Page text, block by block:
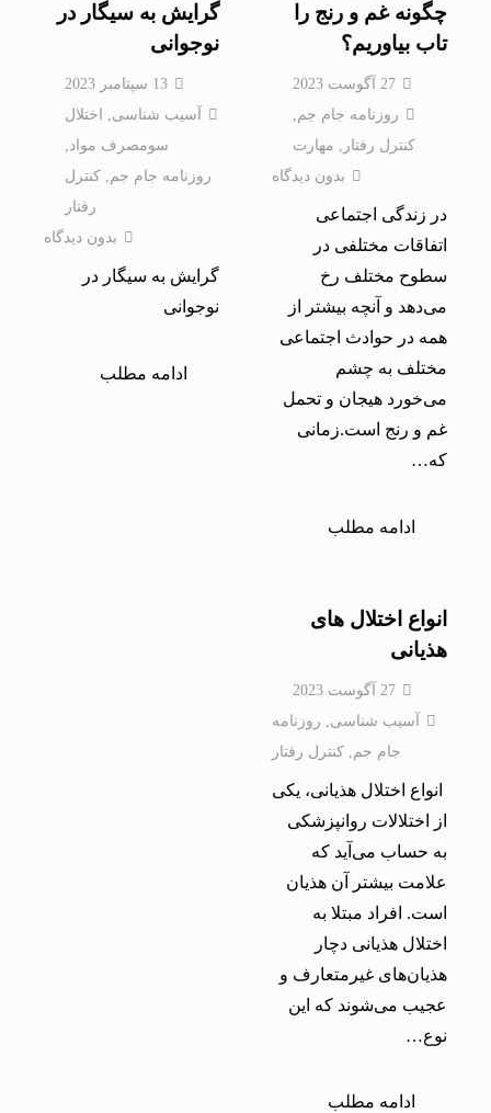
چگونه غم و رنج را
تاب بیاوریم؟
27 آگوست 2023
روزنامه جام جم,
کنترل رفتار ,مهارت
بدون دیدگاه
در زندگی اجتماعی
اتفاقات مختلفی در
سطوح مختلف رخ
می‌دهد و آنچه بیشتر از
همه در حوادث اجتماعی
مختلف به چشم
می‌خورد هیجان و تحمل
غم و رنج است.زمانی
كه…
ادامه مطلب
گرایش به سیگار در
نوجوانی
13 سپتامبر 2023
آسیب شناسی,اختلال
سومصرف مواد ,
روزنامه جام جم,کنترل
رفتار
بدون دیدگاه
گرایش به سیگار در
نوجوانی
ادامه مطلب
انواع اختلال های
هذیانی
27 آگوست 2023
آسیب شناسی,روزنامه
جام جم,کنترل رفتار
انواع اختلال هذیانی، یکی
از اختلالات روانپزشکی
به حساب می‌آید که
علامت بیشتر آن هذیان
است. افراد مبتلا به
اختلال هذیانی دچار
هذیان‌های غیرمتعارف و
عجیب می‌شوند که این
نوع…
ادامه مطلب